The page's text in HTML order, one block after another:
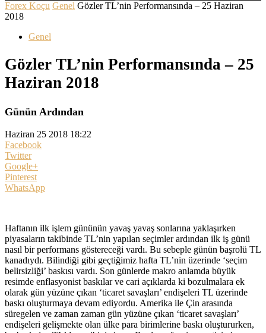
Forex Koçu Genel Gözler TL’nin Performansında – 25 Haziran
2018
Genel
Gözler TL’nin Performansında – 25
Haziran 2018
Günün Ardından
Haziran 25 2018 18:22
Facebook
Twitter
Google+
Pinterest
WhatsApp
Haftanın ilk işlem gününün yavaş yavaş sonlarına yaklaşırken
piyasaların takibinde TL’nin yapılan seçimler ardından ilk iş günü
nasıl bir performans göstereceği vardı. Bu sebeple günün başrolü TL
kanadıydı. Bilindiği gibi geçtiğimiz hafta TL’nin üzerinde ‘seçim
belirsizliği’ baskısı vardı. Son günlerde makro anlamda büyük
resimde enflasyonist baskılar ve cari açıklarda ki bozulmalara ek
olarak gün yüzüne çıkan ‘ticaret savaşları’ endişeleri TL üzerinde
baskı oluşturmaya devam ediyordu. Amerika ile Çin arasında
süregelen ve zaman zaman gün yüzüne çıkan ‘ticaret savaşları’
endişeleri gelişmekte olan ülke para birimlerine baskı oluştururken,